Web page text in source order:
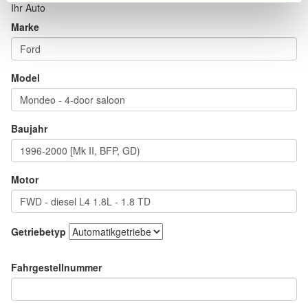
Ihr Auto
Marke
Model
Baujahr
Motor
Getriebetyp
Fahrgestellnummer